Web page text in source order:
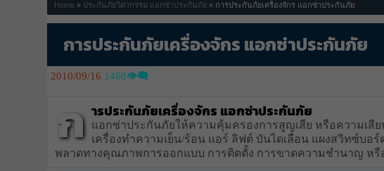
Home » ประกันภัยวิศวกรรม แอกซ่าประกันภัย » การประกันภัยเครื่องจักร แอกซ่าประกันภัย
การประกันภัยเครื่องจักร แอกซ่าประกันภัย
2010/09/16 1468👁️‍🗨️
ก ารประกันภัยเครื่องจักร แอกซ่าประกันภัย
แอกซ่าประกันภัยให้ความคุ้มครองการสูญเสีย หรือความเสีย
เครื่องทำความเย็น/ร้อน แอร์ ลิฟต์ บันไดเลื่อน แผงสวิทซ์บอ
พลาดทางคุณภาพการออกแบบ การติดตั้ง การขาดความชำนาญ หรื